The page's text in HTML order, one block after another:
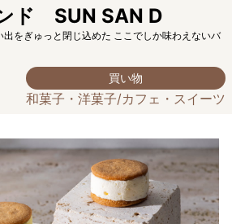
ド SUN SAN D
をぎゅっと閉じ込めた ここでしか味わえないバ
買い物
和菓子・洋菓子/カフェ・スイーツ